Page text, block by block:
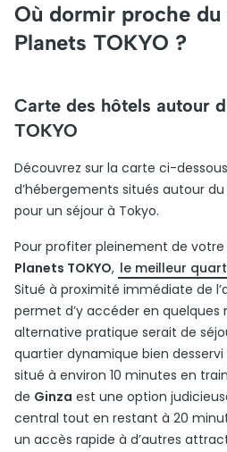
Où dormir proche du
Planets TOKYO ?
Carte des hôtels autour
TOKYO
Découvrez sur la carte ci-
d’hébergements situés autour
pour un séjour à Tokyo.
Pour profiter pleinement de votre
Planets TOKYO, le meilleur
Situé à proximité immédiate de
permet d’y accéder en quelques
alternative pratique serait de
quartier dynamique bien
situé à environ 10 minutes en
de Ginza est une option
central tout en restant à 20
un accès rapide à d’autres